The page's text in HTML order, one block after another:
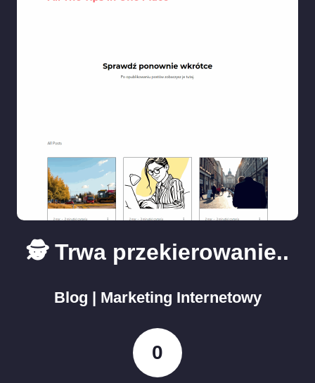
🕵️ Trwa przekierowanie..
Blog | Marketing Internetowy
0